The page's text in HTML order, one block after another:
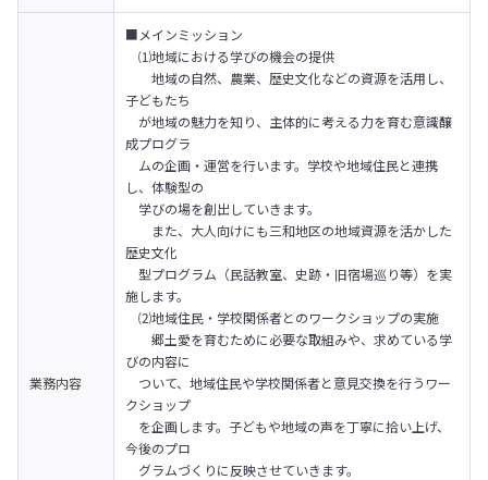
業務内容
■メインミッション
⑴地域における学びの機会の提供
地域の自然、農業、歴史文化などの資源を活用し、
子どもたち
が地域の魅力を知り、主体的に考える力を育む意識醸
成プログラ
ムの企画・運営を行います。学校や地域住民と連携
し、体験型の
学びの場を創出していきます。
また、大人向けにも三和地区の地域資源を活かした
歴史文化
型プログラム（民話教室、史跡・旧宿場巡り等）を実
施します。
⑵地域住民・学校関係者とのワークショップの実施
郷土愛を育むために必要な取組みや、求めている学
びの内容に
ついて、地域住民や学校関係者と意見交換を行うワー
クショップ
を企画します。子どもや地域の声を丁寧に拾い上げ、
今後のプロ
グラムづくりに反映させていきます。